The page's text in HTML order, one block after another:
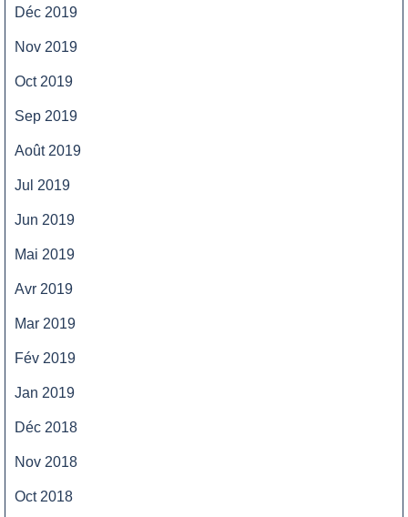
Déc 2019
Nov 2019
Oct 2019
Sep 2019
Août 2019
Jul 2019
Jun 2019
Mai 2019
Avr 2019
Mar 2019
Fév 2019
Jan 2019
Déc 2018
Nov 2018
Oct 2018